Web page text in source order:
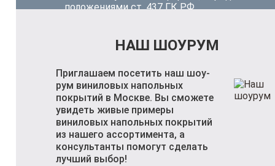
положениями ст. 437 ГК РФ.
НАШ ШОУРУМ
Приглашаем посетить наш шоу-
рум виниловых напольных
покрытий в Москве. Вы сможете
увидеть живые примеры
виниловых напольных покрытий
из нашего ассортимента, а
консультанты помогут сделать
лучший выбор!